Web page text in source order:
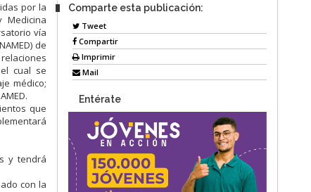
por la
Medicina
vía
de
cual se
médico;
que
y tendrá
con la
Comparte esta publicación:
Tweet
Compartir
Imprimir
Mail
Entérate